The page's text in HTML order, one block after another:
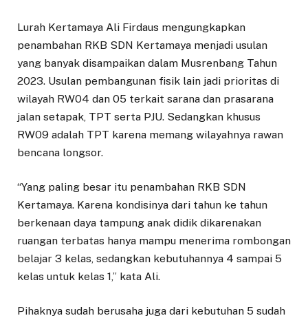
Lurah Kertamaya Ali Firdaus mengungkapkan
penambahan RKB SDN Kertamaya menjadi usulan
yang banyak disampaikan dalam Musrenbang Tahun
2023. Usulan pembangunan fisik lain jadi prioritas di
wilayah RW04 dan 05 terkait sarana dan prasarana
jalan setapak, TPT serta PJU. Sedangkan khusus
RW09 adalah TPT karena memang wilayahnya rawan
bencana longsor.
“Yang paling besar itu penambahan RKB SDN
Kertamaya. Karena kondisinya dari tahun ke tahun
berkenaan daya tampung anak didik dikarenakan
ruangan terbatas hanya mampu menerima rombongan
belajar 3 kelas, sedangkan kebutuhannya 4 sampai 5
kelas untuk kelas 1,” kata Ali.
Pihaknya sudah berusaha juga dari kebutuhan 5 sudah